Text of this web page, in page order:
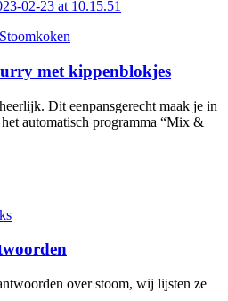
Stoomkoken
met kippenblokjes
Dit eenpansgerecht maak je in
automatisch programma “Mix &
over stoom, wij lijsten ze